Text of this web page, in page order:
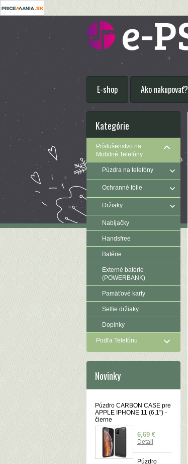
E-shop Ako nakupovať?
Kategórie
Príslušenstvo na
Mobilné Telefóny
Púzdra na telefóny
Ochranné fólie
Držiaky
Nabíjačky
Handsfree
Batérie
Externé batérie
(POWERBANK)
Pamäťové karty
Selfie držiaky
Doplnky
Podľa Telefónu
Novinky
Púzdro CARBON CASE pre
APPLE IPHONE 11 (6,1") -
čierne
6,69 €
Detail
Púzdro